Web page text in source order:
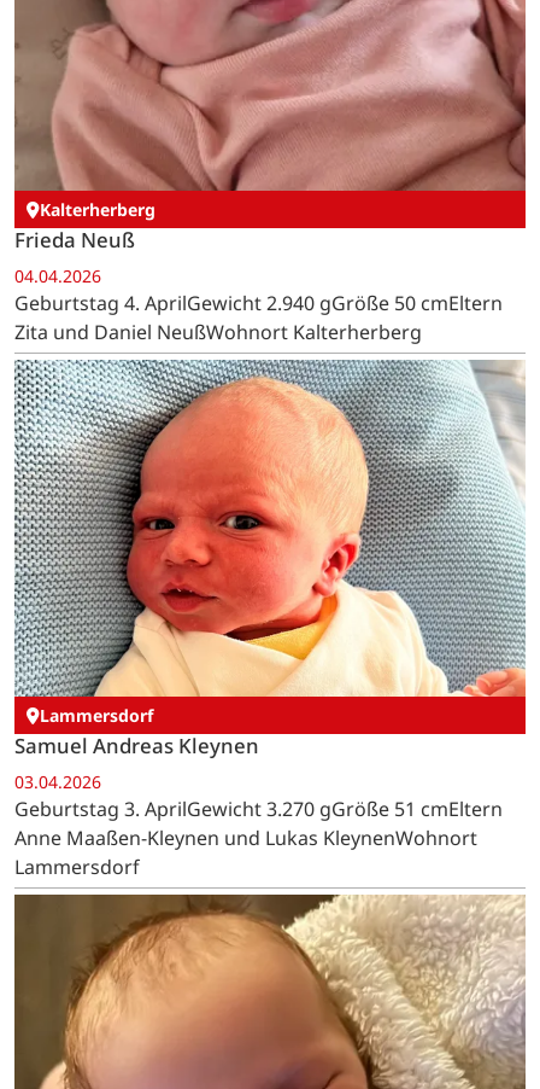
Kalterherberg
Frieda Neuß
04.04.2026
Geburtstag 4. AprilGewicht 2.940 gGröße 50 cmEltern
Zita und Daniel NeußWohnort Kalterherberg
Lammersdorf
Samuel Andreas Kleynen
03.04.2026
Geburtstag 3. AprilGewicht 3.270 gGröße 51 cmEltern
Anne Maaßen-Kleynen und Lukas KleynenWohnort
Lammersdorf